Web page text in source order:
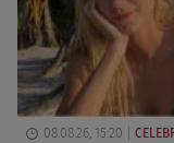
08.08.26, 15:20